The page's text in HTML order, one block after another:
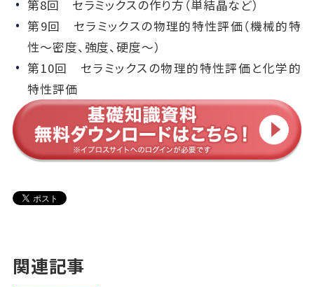
第8回 セラミックスの作り方（単結晶など）
第9回 セラミックスの物理的特性評価（機械的特
性～密度、強度、硬度～）
第10回 セラミックスの物理的特性評価と化学的
特性評価
関連記事